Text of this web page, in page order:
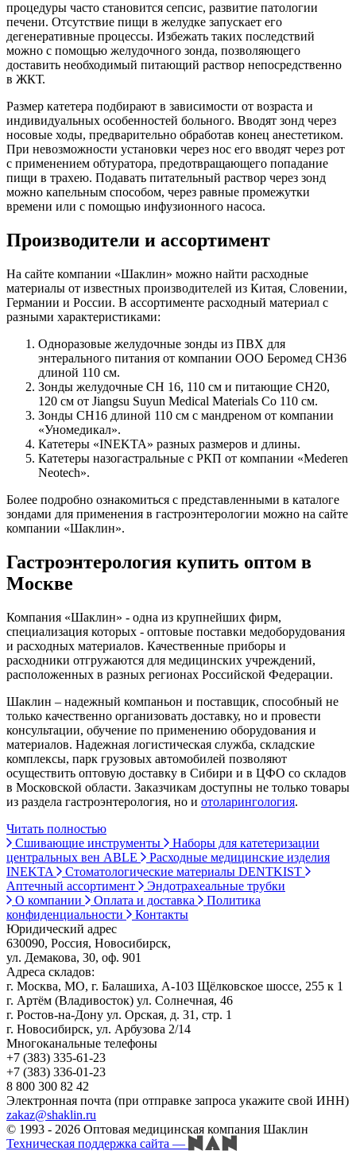
процедуры часто становится сепсис, развитие патологии
печени. Отсутствие пищи в желудке запускает его
дегенеративные процессы. Избежать таких последствий
можно с помощью желудочного зонда, позволяющего
доставить необходимый питающий раствор непосредственно
в ЖКТ.
Размер катетера подбирают в зависимости от возраста и
индивидуальных особенностей больного. Вводят зонд через
носовые ходы, предварительно обработав конец анестетиком.
При невозможности установки через нос его вводят через рот
с применением обтуратора, предотвращающего попадание
пищи в трахею. Подавать питательный раствор через зонд
можно капельным способом, через равные промежутки
времени или с помощью инфузионного насоса.
Производители и ассортимент
На сайте компании «Шаклин» можно найти расходные
материалы от известных производителей из Китая, Словении,
Германии и России. В ассортименте расходный материал с
разными характеристиками:
Одноразовые желудочные зонды из ПВХ для
энтерального питания от компании ООО Беромед CH36
длиной 110 см.
Зонды желудочные CH 16, 110 см и питающие CH20,
120 см от Jiangsu Suyun Medical Materials Co 110 см.
Зонды CH16 длиной 110 см с мандреном от компании
«Уномедикал».
Катетеры «INEKTA» разных размеров и длины.
Катетеры назогастральные с РКП от компании «Mederen
Neotech».
Более подробно ознакомиться с представленными в каталоге
зондами для применения в гастроэнтерологии можно на сайте
компании «Шаклин».
Гастроэнтерология купить оптом в
Москве
Компания «Шаклин» - одна из крупнейших фирм,
специализация которых - оптовые поставки медоборудования
и расходных материалов. Качественные приборы и
расходники отгружаются для медицинских учреждений,
расположенных в разных регионах Российской Федерации.
Шаклин – надежный компаньон и поставщик, способный не
только качественно организовать доставку, но и провести
консультации, обучение по применению оборудования и
материалов. Надежная логистическая служба, складские
комплексы, парк грузовых автомобилей позволяют
осуществить оптовую доставку в Сибири и в ЦФО со складов
в Московской области. Заказчикам доступны не только товары
из раздела гастроэнтерология, но и отоларингология.
Читать полностью
Сшивающие инструменты
Наборы для катетеризации
центральных вен ABLE
Расходные медицинские изделия
INEKTA
Стоматологические материалы DENTKIST
Аптечный ассортимент
Эндотрахеальные трубки
О компании
Оплата и доставка
Политика
конфиденциальности
Контакты
Юридический адрес
630090, Россия, Новосибирск,
ул. Демакова, 30, оф. 901
Адреса складов:
г. Москва, МО, г. Балашиха, А-103 Щёлковское шоссе, 255 к 1
г. Артём (Владивосток) ул. Солнечная, 46
г. Ростов-на-Дону ул. Орская, д. 31, стр. 1
г. Новосибирск, ул. Арбузова 2/14
Многоканальные телефоны
+7 (383) 335-61-23
+7 (383) 336-01-23
8 800 300 82 42
Электронная почта (при отправке запроса укажите свой ИНН)
zakaz@shaklin.ru
© 1993 - 2026 Оптовая медицинская компания Шаклин
Техническая поддержка сайта —